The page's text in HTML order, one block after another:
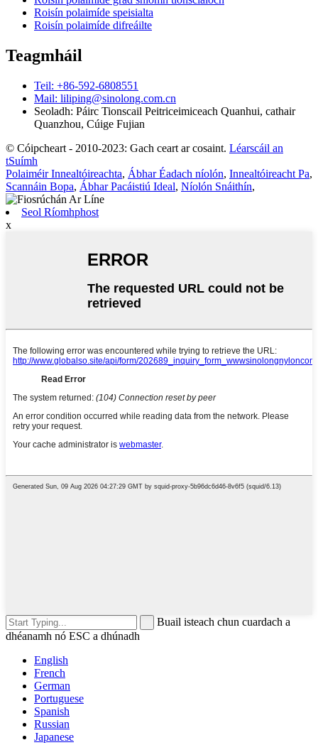
Roisín polaimíde speisialta
Roisín polaimíde difreáilte
Teagmháil
Teil: +86-592-6808551
Mail: liliping@sinolong.com.cn
Seoladh: Páirc Tionscail Peitriceimiceach Quanhui, cathair
Quanzhou, Cúige Fujian
© Cóipcheart - 2010-2023: Gach ceart ar cosaint. Léarscáil an
tSuímh
Polaiméir Innealtóireachta, Ábhar Éadach níolón, Innealtóireacht Pa,
Scannáin Bopa, Ábhar Pacáistiú Ideal, Níolón Snáithín,
Seol Ríomhphost
x
Buail isteach chun cuardach a
dhéanamh nó ESC a dhúnadh
English
French
German
Portuguese
Spanish
Russian
Japanese